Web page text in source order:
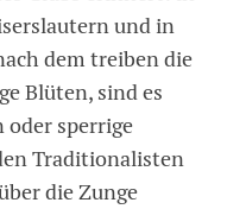
und in
dem treiben die
Blüten, sind es
oder sperrige
Traditionalisten
die Zunge